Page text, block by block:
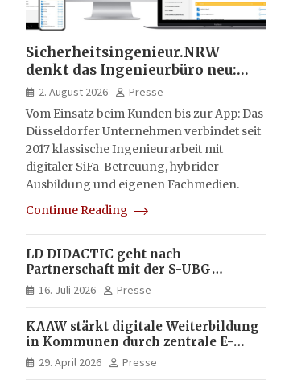
Sicherheitsingenieur.NRW
denkt das Ingenieurbüro neu:
HSE-Beratung wird digital,
hybrid und multimedial
2. August 2026
Presse
Vom Einsatz beim Kunden bis zur App: Das
Düsseldorfer Unternehmen verbindet seit
2017 klassische Ingenieurarbeit mit
digitaler SiFa-Betreuung, hybrider
Ausbildung und eigenen Fachmedien.
Continue Reading
LD DIDACTIC geht nach
Partnerschaft mit der S-UBG
vollständig in Unternehmerhand
16. Juli 2026 Presse
KAAW stärkt digitale Weiterbildung
in Kommunen durch zentrale E-
Learning Plattform von X-CELL
29. April 2026 Presse